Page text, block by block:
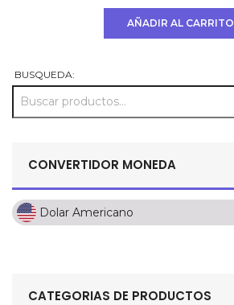
AÑADIR AL CARRITO
BUSQUEDA:
CONVERTIDOR MONEDA
Dolar Americano
Dolar Americano
Pesos Mexicanos
CATEGORIAS DE PRODUCTOS